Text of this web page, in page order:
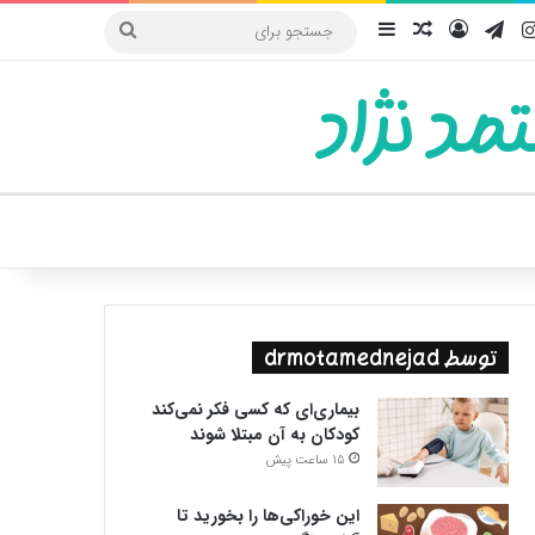
اینستاگرام
تلگرامورودنوشته تصادفی
سایدبار
جستجو
نژاد
پوسته
توسط drmotamednejad
بیماری‌ای که کسی فکر نمی‌کند
کودکان به آن مبتلا شوند
15 ساعت پیش
این خوراکی‌ها را بخورید تا